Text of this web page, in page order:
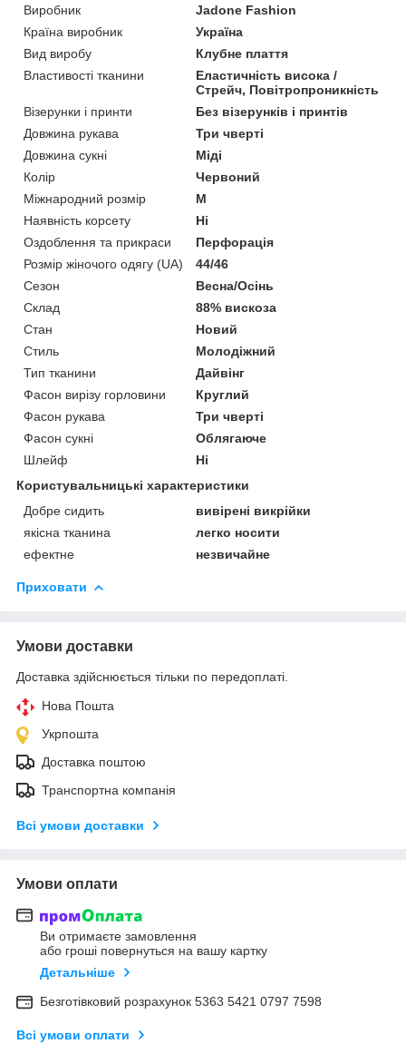
Виробник
Jadone Fashion
Країна виробник
Україна
Вид виробу
Клубне плаття
Властивості тканини
Еластичність висока /
Стрейч, Повітропроникність
Візерунки і принти
Без візерунків і принтів
Довжина рукава
Три чверті
Довжина сукні
Міді
Колір
Червоний
Міжнародний розмір
M
Наявність корсету
Ні
Оздоблення та прикраси
Перфорація
Розмір жіночого одягу (UA)
44/46
Сезон
Весна/Осінь
Склад
88% вискоза
Стан
Новий
Стиль
Молодіжний
Тип тканини
Дайвінг
Фасон вирізу горловини
Круглий
Фасон рукава
Три чверті
Фасон сукні
Облягаюче
Шлейф
Ні
Користувальницькі характеристики
Добре сидить
вивірені викрійки
якісна тканина
легко носити
ефектне
незвичайне
Приховати
Умови доставки
Доставка здійснюється тільки по передоплаті.
Нова Пошта
Укрпошта
Доставка поштою
Транспортна компанія
Всі умови доставки
Умови оплати
Ви отримаєте замовлення
або гроші повернуться на вашу картку
Детальніше
Безготівковий розрахунок 5363 5421 0797 7598
Всі умови оплати